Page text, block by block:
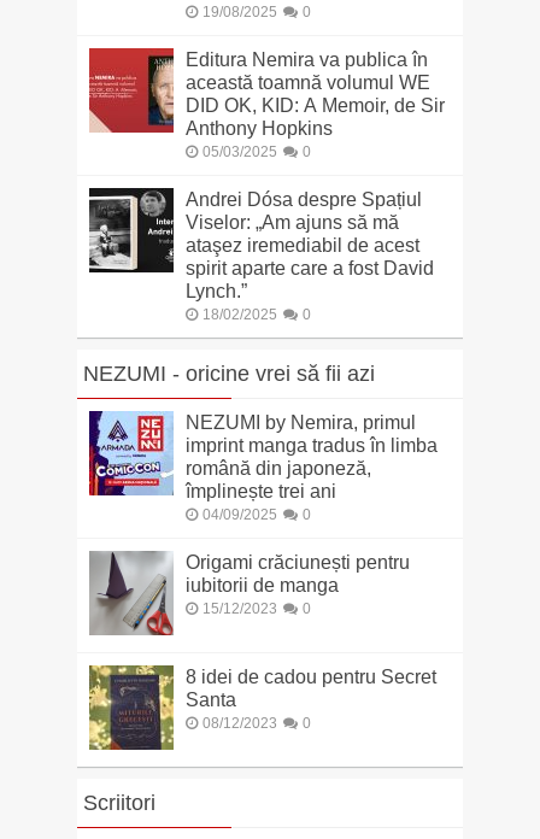
19/08/2025 0
Editura Nemira va publica în
această toamnă volumul WE
DID OK, KID: A Memoir, de Sir
Anthony Hopkins
05/03/2025 0
Andrei Dósa despre Spațiul
Viselor: „Am ajuns să mă
ataşez iremediabil de acest
spirit aparte care a fost David
Lynch.”
18/02/2025 0
NEZUMI - oricine vrei să fii azi
NEZUMI by Nemira, primul
imprint manga tradus în limba
română din japoneză,
împlinește trei ani
04/09/2025 0
Origami crăciunești pentru
iubitorii de manga
15/12/2023 0
8 idei de cadou pentru Secret
Santa
08/12/2023 0
Scriitori